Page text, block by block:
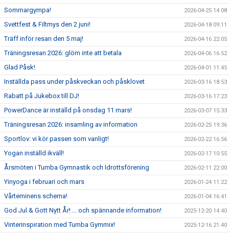
Sommargympa! 2026-04-25 14:08
Svettfest & Filtmys den 2 juni! 2026-04-18 09:11
Träff inför resan den 5 maj! 2026-04-16 22:05
Träningsresan 2026: glöm inte att betala 2026-04-06 16:52
Glad Påsk! 2026-04-01 11:45
Inställda pass under påskveckan och påsklovet 2026-03-16 18:53
Rabatt på Jukebox till DJ! 2026-03-16 17:23
PowerDance är inställd på onsdag 11 mars! 2026-03-07 15:33
Träningsresan 2026: insamling av information 2026-02-25 19:36
Sportlov: vi kör passen som vanligt! 2026-02-22 16:56
Yogan inställd ikväll! 2026-02-17 10:55
Årsmöten i Tumba Gymnastik och Idrottsförening 2026-02-11 22:00
Yinyoga i februari och mars 2026-01-24 11:22
Vårteminens schema! 2026-01-04 16:41
God Jul & Gott Nytt År! ... och spännande information! 2025-12-20 14:40
Vinterinspiration med Tumba Gymmix! 2025-12-16 21:40